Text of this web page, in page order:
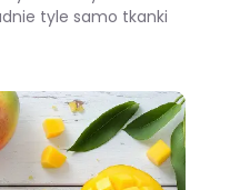
tyle samo tkanki